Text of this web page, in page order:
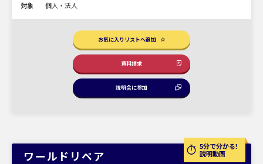
対象
個人・法人
お気に入りリストへ追加
資料請求
説明会に参加
5分で分かる!
説明動画
ワールドリペア